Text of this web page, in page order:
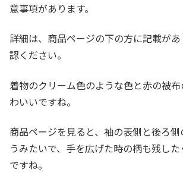
意事項があります。
詳細は、商品ページの下の方に記載が
認ください。
着物のクリーム色のような色と赤の被
わいいですね。
商品ページを見ると、袖の表側と後ろ
うみたいで、手を広げた時の柄も残し
ですね。